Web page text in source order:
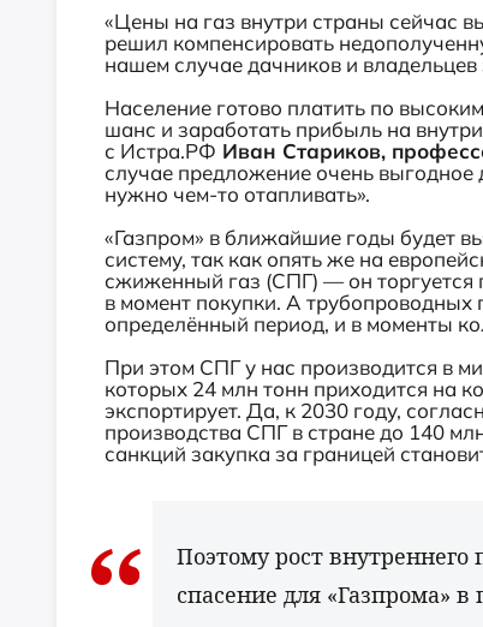
«Цены на газ внутри страны сейчас
решил компенсировать
нашем случае дачников и
Население готово платить по
шанс и заработать прибыль на
с Истра.РФ Иван Стариков,
случае предложение очень
нужно чем-то отапливать».
«Газпром» в ближайшие годы будет
систему, так как опять же на
сжиженный газ (СПГ) — он торгуется
в момент покупки. А
определённый период, и в моменты
При этом СПГ у нас производится в
которых 24 млн тонн приходится на
экспортирует. Да, к 2030 году,
производства СПГ в стране до 140
санкций закупка за границей
Поэтому рост внутреннего
спасение для «Газпрома»